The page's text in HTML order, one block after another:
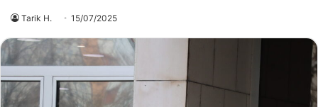
Tarik H. 15/07/2025